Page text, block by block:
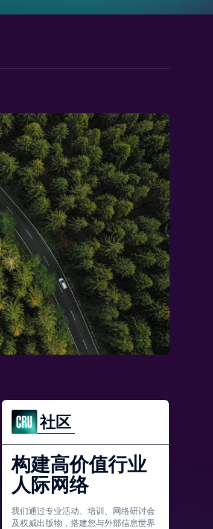
社区
构建高价值行业
人际网络
我们通过专业活动、培训、网络研讨会
及权威出版物，搭建您与外部信息世界